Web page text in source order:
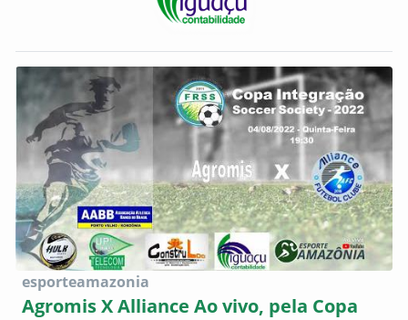
esporteamazonia
Agromis X Alliance Ao vivo, pela Copa